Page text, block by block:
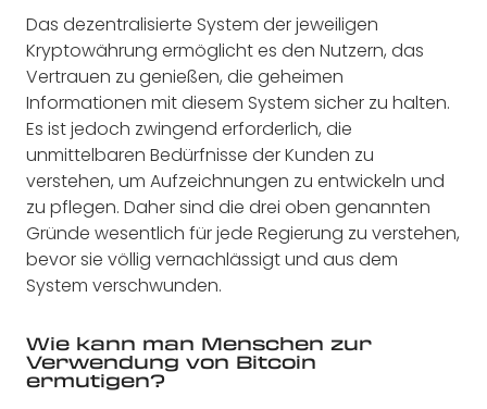
Das dezentralisierte System der jeweiligen
Kryptowährung ermöglicht es den Nutzern, das
Vertrauen zu genießen, die geheimen
Informationen mit diesem System sicher zu halten.
Es ist jedoch zwingend erforderlich, die
unmittelbaren Bedürfnisse der Kunden zu
verstehen, um Aufzeichnungen zu entwickeln und
zu pflegen. Daher sind die drei oben genannten
Gründe wesentlich für jede Regierung zu verstehen,
bevor sie völlig vernachlässigt und aus dem
System verschwunden.
Wie kann man Menschen zur
Verwendung von Bitcoin
ermutigen?